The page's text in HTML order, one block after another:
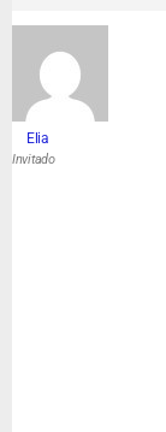
Elia
Invitado